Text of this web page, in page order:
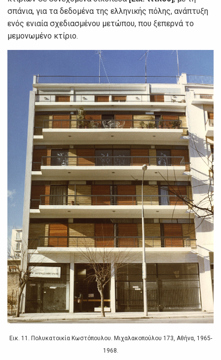
σπάνια, για τα δεδομένα της ελληνικής πόλης, ανάπτυξη
ενός ενιαία σχεδιασμένου μετώπου, που ξεπερνά το
μεμονωμένο κτίριο.
Εικ. 11. Πολυκατοικία Κωστόπουλου. Μιχαλακοπούλου 173, Αθήνα, 1965-
1968.